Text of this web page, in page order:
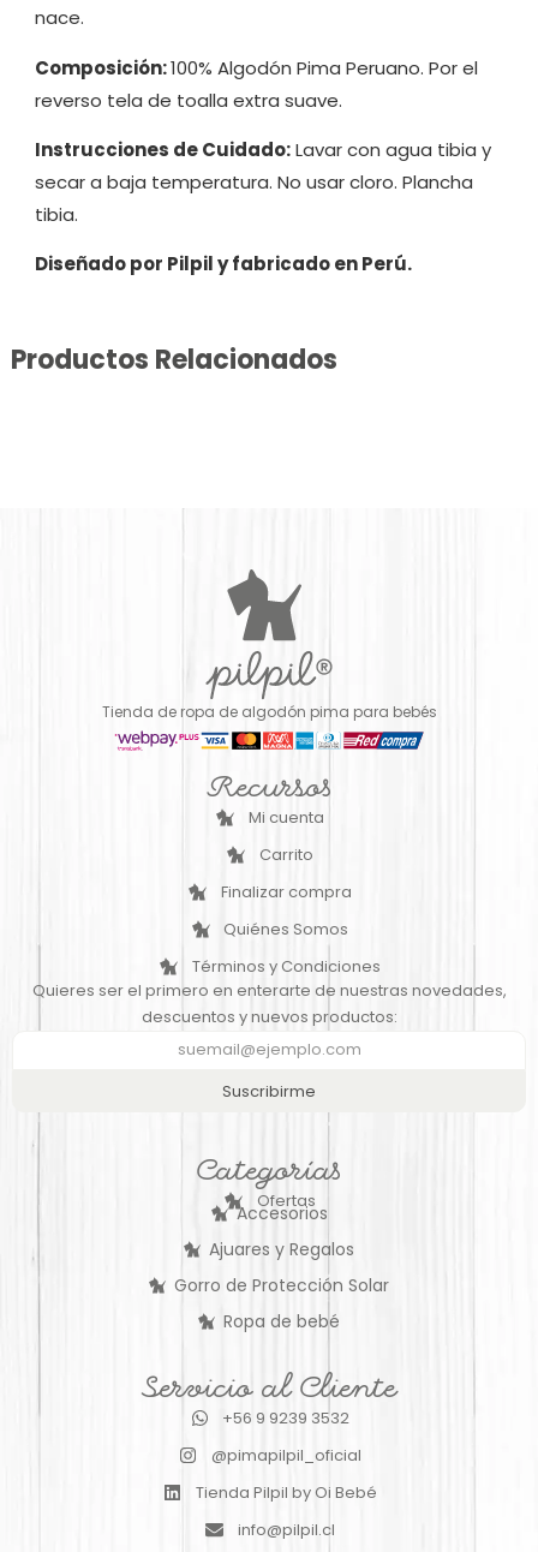
nace.
Composición:100% Algodón Pima Peruano. Por el
reverso tela de toalla extra suave.
Instrucciones de Cuidado:Lavar con agua tibia y
secar a baja temperatura. No usar cloro. Plancha
tibia.
Diseñado por Pilpil y fabricado en Perú.
Productos Relacionados
Tienda de ropa de algodón pima para bebés
Recursos
Mi cuenta
Carrito
Finalizar compra
Quiénes Somos
Términos y Condiciones
Quieres ser el primero en enterarte de nuestras novedades,
descuentos y nuevos productos:
Suscribirme
Categorías
Ofertas
Accesorios
Ajuares y Regalos
Gorro de Protección Solar
Ropa de bebé
Servicio al Cliente
+56 9 9239 3532
@pimapilpil_oficial
Tienda Pilpil by Oi Bebé
info@pilpil.cl